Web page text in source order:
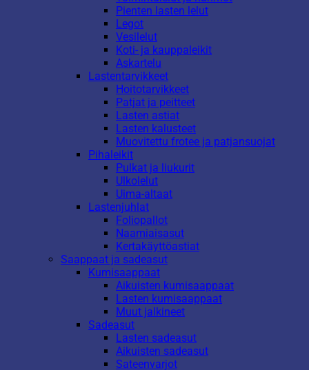
Pienten lasten lelut
Legot
Vesilelut
Koti- ja kauppaleikit
Askartelu
Lastentarvikkeet
Hoitotarvikkeet
Patjat ja peitteet
Lasten astiat
Lasten kalusteet
Muovitettu frotee ja patjansuojat
Pihaleikit
Pulkat ja liukurit
Ulkolelut
Uima-altaat
Lastenjuhlat
Foliopallot
Naamiaisasut
Kertakäyttöastiat
Saappaat ja sadeasut
Kumisaappaat
Aikuisten kumisaappaat
Lasten kumisaappaat
Muut jalkineet
Sadeasut
Lasten sadeasut
Aikuisten sadeasut
Sateenvarjot